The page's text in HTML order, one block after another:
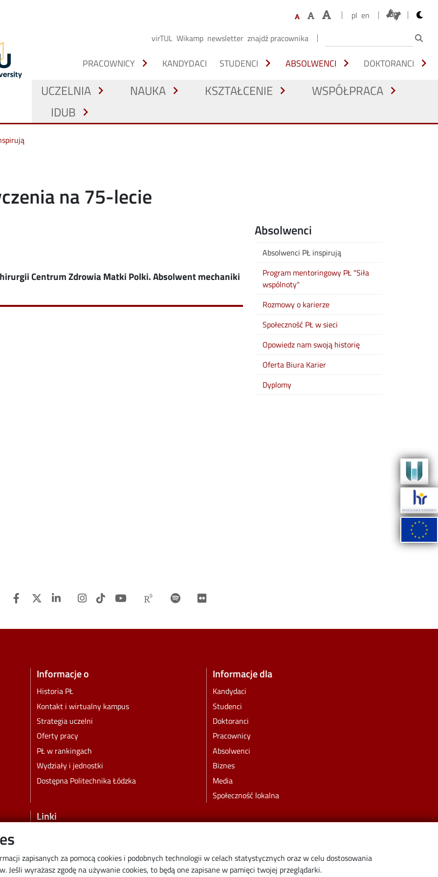
zapisanych za pomocą cookies i podobnych technologii w celach statystycznych oraz w celu dostosowania
wyrażasz zgodę na używanie cookies, to będą one zapisane w pamięci twojej przeglądarki.
pl en opens
virTUL Wikamp newsletter znajdź pracownika
PRACOWNICY chevron_right KANDYDACI STUDENCI chevron_right ABSOLWENCI chevron_right DOKTORANCI chevron_right
UCZELNIA chevron_right NAUKA chevron_right KSZTAŁCENIE chevron_right WSPÓŁPRACA chevron_right
IDUB chevron_right
na 75-lecie
Centrum Zdrowia Matki Polki. Absolwent mechaniki
Absolwenci
Absolwenci PŁ inspirują
Program mentoringowy PŁ "Siła
wspólnoty"
Rozmowy o karierze
Społeczność PŁ w sieci
Opowiedz nam swoją historię
Oferta Biura Karier
Dyplomy
Facebook
Twitter LinkedinInstagram
TiTok Youtube Researchgate
Spotify
Informacje o
Historia PŁ
Kontakt i wirtualny kampus
Strategia uczelni
Oferty pracy
PŁ w rankingach
Wydziały i jednostki
Dostępna Politechnika Łódzka
Informacje dla
Kandydaci
Studenci
Doktoranci
Pracownicy
Absolwenci
Biznes
Media
Społeczność lokalna
Linki
Biblioteka PŁ